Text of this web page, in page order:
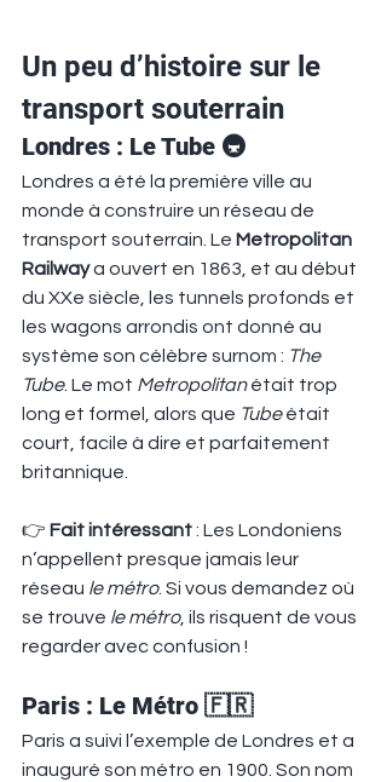
Un peu d’histoire sur le
transport souterrain
Londres : Le Tube 🚇
Londres a été la première ville au
monde à construire un réseau de
transport souterrain. Le Metropolitan
Railway a ouvert en 1863, et au début
du XXe siècle, les tunnels profonds et
les wagons arrondis ont donné au
système son célèbre surnom : The
Tube. Le mot Metropolitan était trop
long et formel, alors que Tube était
court, facile à dire et parfaitement
britannique.
👉 Fait intéressant : Les Londoniens
n’appellent presque jamais leur
réseau le métro. Si vous demandez où
se trouve le métro, ils risquent de vous
regarder avec confusion !
Paris : Le Métro 🇫🇷
Paris a suivi l’exemple de Londres et a
inauguré son métro en 1900. Son nom